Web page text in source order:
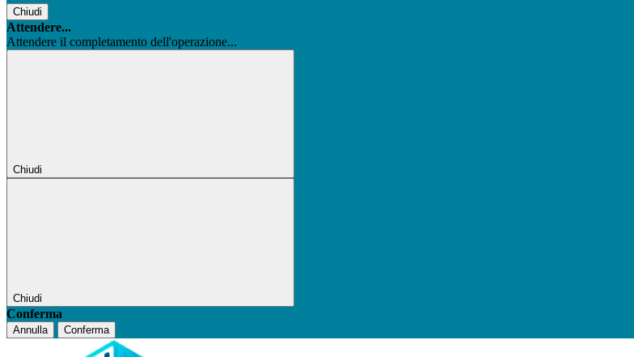
Chiudi
Attendere...
Attendere il completamento dell'operazione...
Chiudi
Chiudi
Conferma
Annulla Conferma